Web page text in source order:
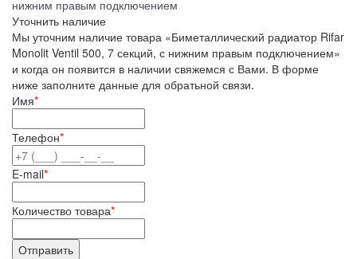
нижним правым подключением
Уточнить наличие
Мы уточним наличие товара «Биметаллический радиатор Rifar
Monolit Ventil 500, 7 секций, с нижним правым подключением»
и когда он появится в наличии свяжемся с Вами. В форме
ниже заполните данные для обратьной связи.
Имя*
Телефон*
E-mail*
Количество товара*